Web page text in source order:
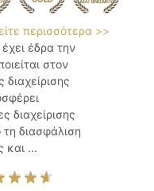
περισσότερα >>
έδρα την
στον
διαχείρισης
διασφάλιση
και ...